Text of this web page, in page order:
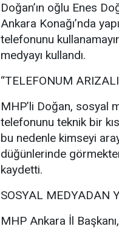
Doğan’ın oğlu Enes
Ankara Konağı’nda
telefonunu
medyayı kullandı.
“TELEFONUM
MHP’li Doğan, sosyal
telefonunu teknik bir
bu nedenle kimseyi
düğünlerinde
kaydetti.
SOSYAL MEDYADAN
MHP Ankara İl